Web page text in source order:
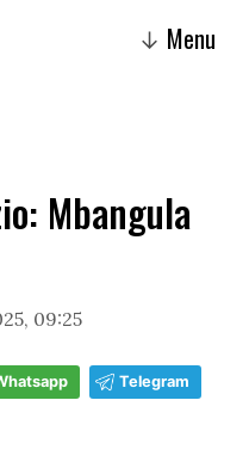
↓ Menu
Mbangula
09:25
Telegram